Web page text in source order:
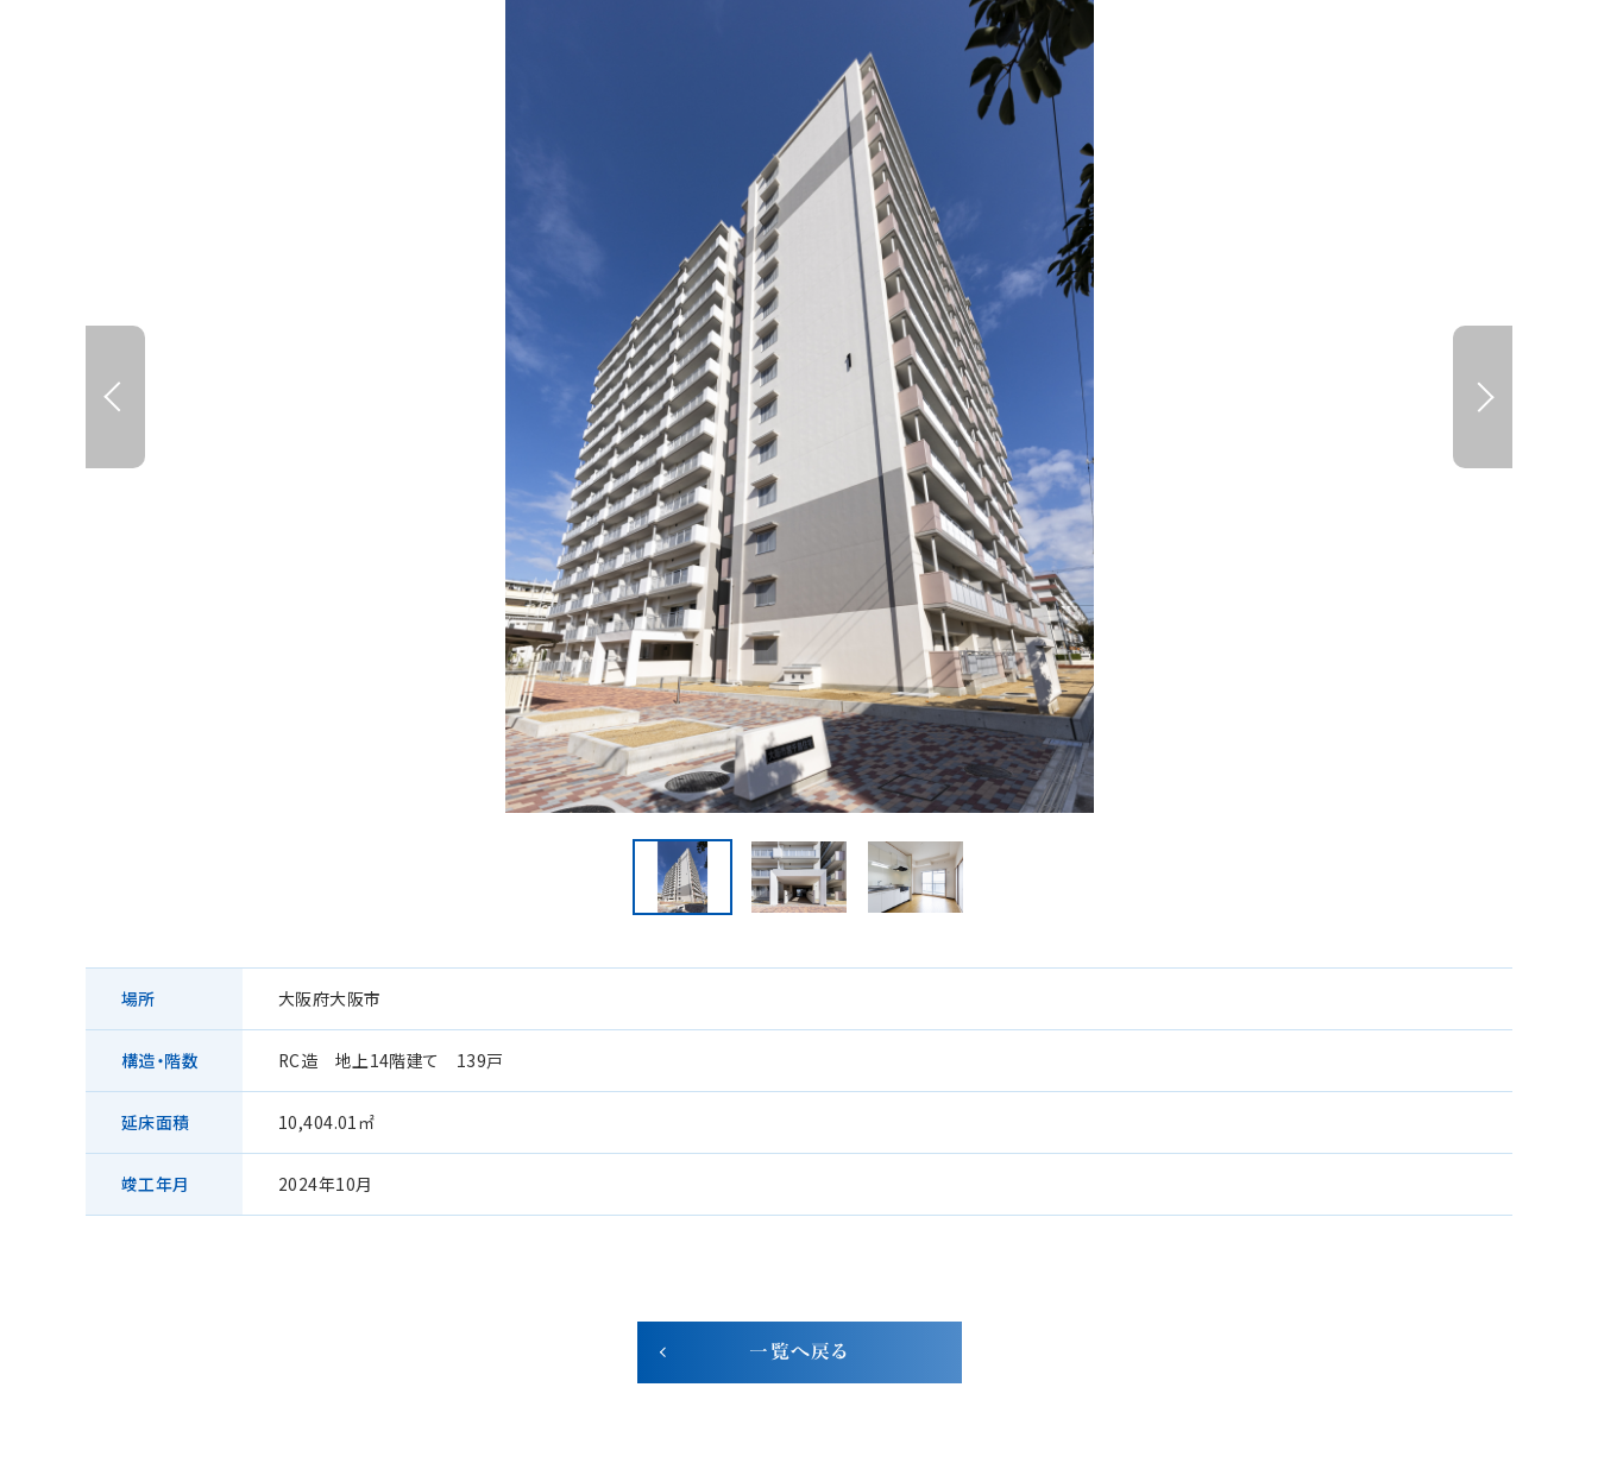
場所 大阪府大阪市
構造・階数 RC造 地上14階建て 139戸
延床面積 10,404.01㎡
竣工年月 2024年10月
一覧へ戻る